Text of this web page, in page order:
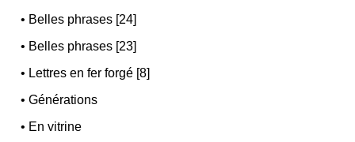
• Belles phrases [24]
• Belles phrases [23]
• Lettres en fer forgé [8]
•Générations
• En vitrine